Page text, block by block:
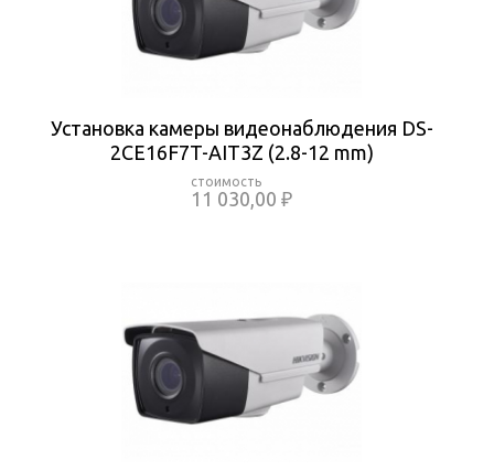
Установка камеры видеонаблюдения DS-
2CE16F7T-AIT3Z (2.8-12 mm)
11 030,00 ₽